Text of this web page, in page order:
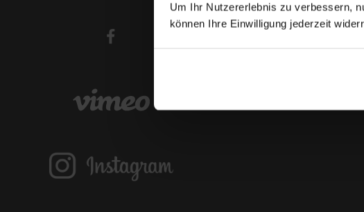
Um Ihr Nutzererlebnis zu verbessern,
können Ihre Einwilligung jederzeit